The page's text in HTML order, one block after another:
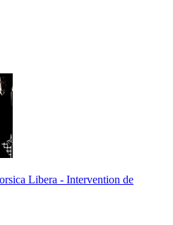
Libera - Intervention de